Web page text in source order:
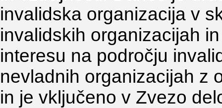
invalidska organizacija v
invalidskih organizacijah
interesu na področju
nevladnih organizacijah z
in je vključeno v Zvezo